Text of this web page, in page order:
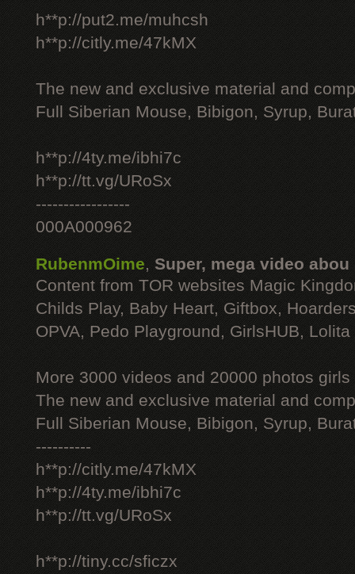
h**p://put2.me/muhcsh
h**p://citly.me/47kMX
The new and exclusive material and
Full Siberian Mouse, Bibigon, Syrup,
h**p://4ty.me/ibhi7c
h**p://tt.vg/URoSx
-----------------
000A000962
RubenmOime, Super, mega video abou
Content from TOR websites Magic
Childs Play, Baby Heart, Giftbox,
OPVA, Pedo Playground, GirlsHUB, Lolita
More 3000 videos and 20000 photos
The new and exclusive material and
Full Siberian Mouse, Bibigon, Syrup,
----------
h**p://citly.me/47kMX
h**p://4ty.me/ibhi7c
h**p://tt.vg/URoSx
h**p://tiny.cc/sficzx